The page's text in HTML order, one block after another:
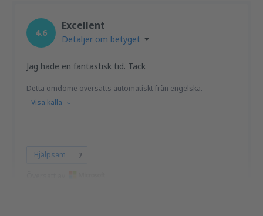
4.6
Excellent
Detaljer om betyget
Jag hade en fantastisk tid. Tack
Detta omdöme översätts automatiskt från engelska.
Visa källa
Hjälpsam 7